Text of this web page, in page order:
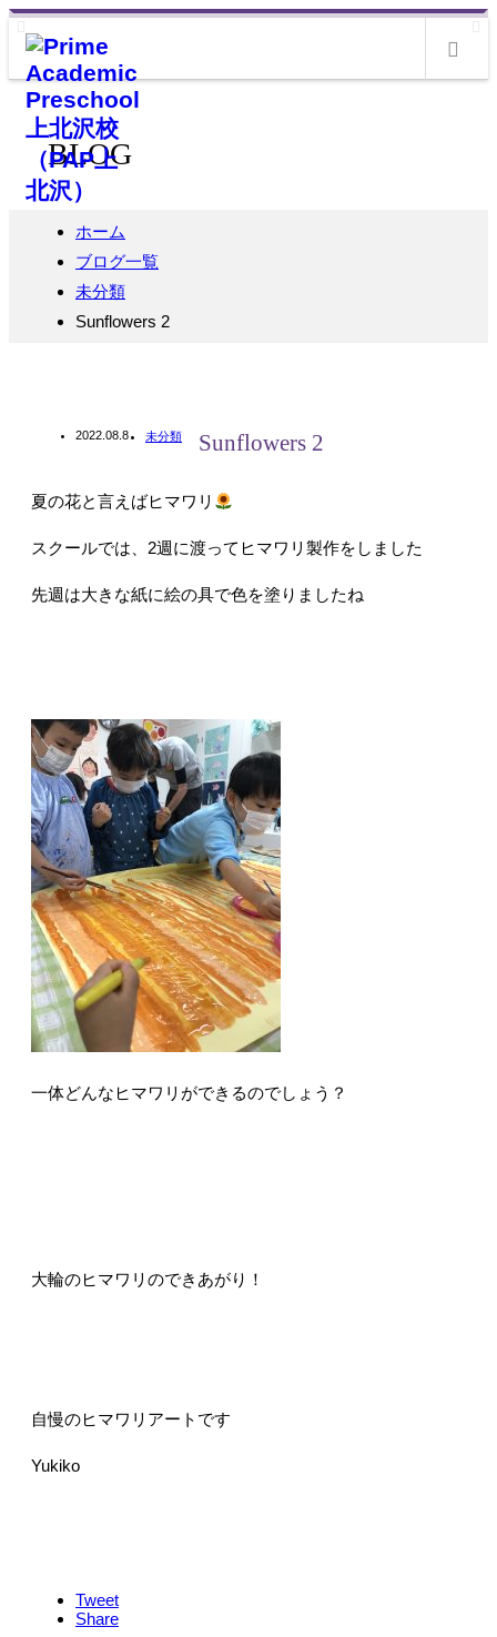
BLOG
ホーム
ブログ一覧
未分類
Sunflowers 2
2022.08.8 未分類 Sunflowers 2
夏の花と言えばヒマワリ
スクールでは、2週に渡ってヒマワリ製作をしました
先週は大きな紙に絵の具で色を塗りましたね
一体どんなヒマワリができるのでしょう？
大輪のヒマワリのできあがり！
自慢のヒマワリアートです
Yukiko
Tweet
Share